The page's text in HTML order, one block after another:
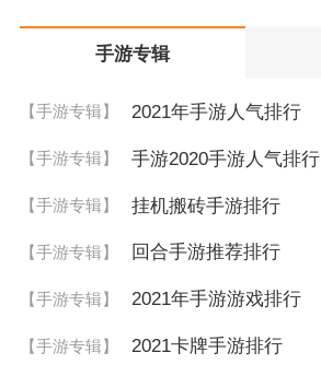
手游专辑
【手游专辑】 2021年手游人气排行
【手游专辑】 手游2020手游人气排行
【手游专辑】 挂机搬砖手游排行
【手游专辑】 回合手游推荐排行
【手游专辑】 2021年手游游戏排行
【手游专辑】 2021卡牌手游排行